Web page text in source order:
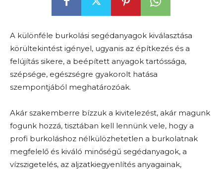
A különféle burkolási segédanyagok kiválasztása
körültekintést igényel, ugyanis az építkezés és a
felújítás sikere, a beépített anyagok tartóssága,
szépsége, egészségre gyakorolt hatása
szempontjából meghatározóak.
Akár szakemberre bízzuk a kivitelezést, akár magunk
fogunk hozzá, tisztában kell lennünk vele, hogy a
profi burkoláshoz nélkülözhetetlen a burkolatnak
megfelelő és kiváló minőségű segédanyagok, a
vízszigetelés, az aljzatkiegyenlítés anyagainak,